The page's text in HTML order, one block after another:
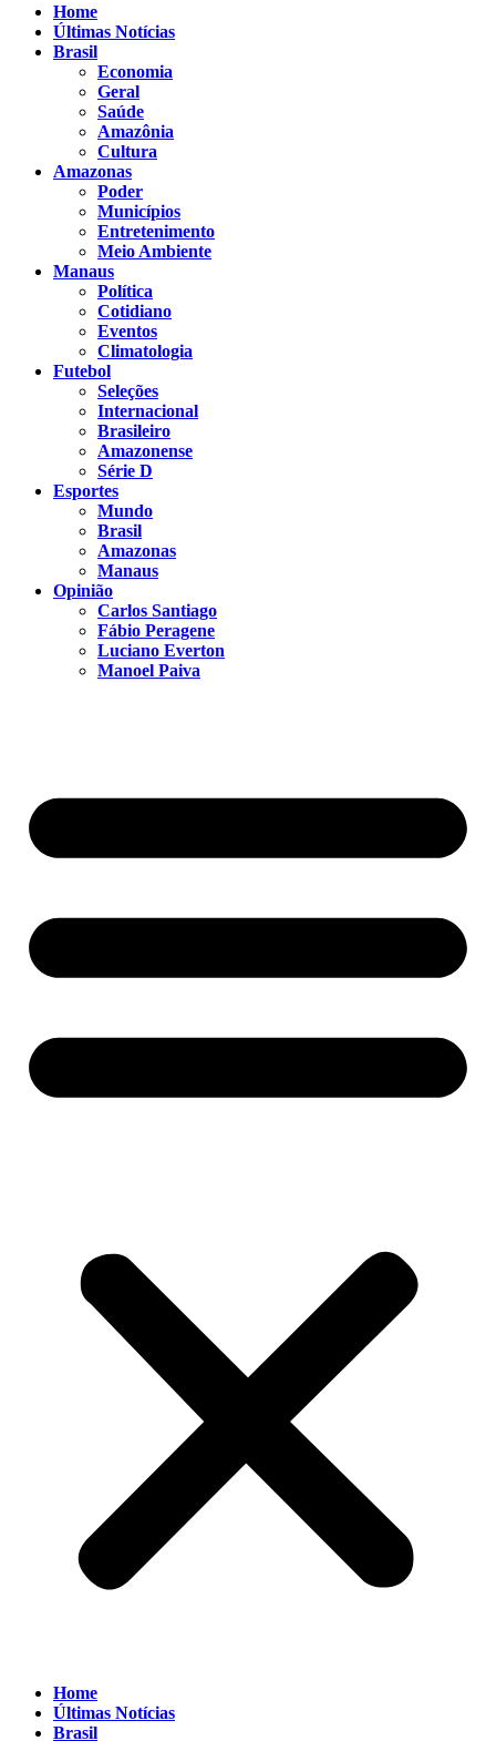
Home
Últimas Notícias
Brasil
Economia
Geral
Saúde
Amazônia
Cultura
Amazonas
Poder
Municípios
Entretenimento
Meio Ambiente
Manaus
Política
Cotidiano
Eventos
Climatologia
Futebol
Seleções
Internacional
Brasileiro
Amazonense
Série D
Esportes
Mundo
Brasil
Amazonas
Manaus
Opinião
Carlos Santiago
Fábio Peragene
Luciano Everton
Manoel Paiva
Home
Últimas Notícias
Brasil